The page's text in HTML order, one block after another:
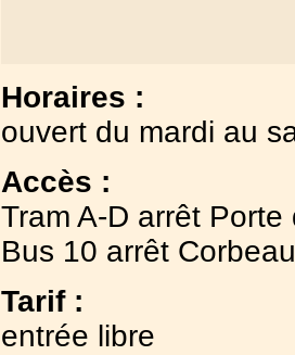
Horaires :
ouvert du mardi au
Accès :
Tram A-D arrêt Porte
Bus 10 arrêt Corbeau
Tarif :
entrée libre